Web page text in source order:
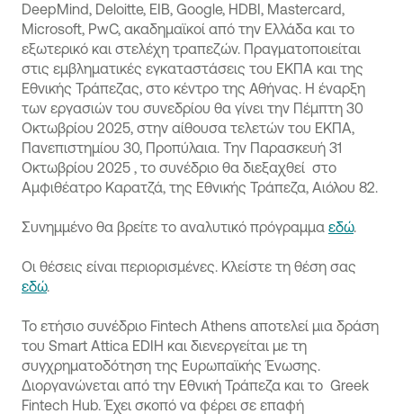
DeepMind, Deloitte, EIB, Google, HDBI, Mastercard,
Microsoft, PwC, ακαδημαϊκοί από την Ελλάδα και το
εξωτερικό και στελέχη τραπεζών. Πραγματοποιείται
στις εμβληματικές εγκαταστάσεις του ΕΚΠΑ και της
Εθνικής Τράπεζας, στο κέντρο της Αθήνας. Η έναρξη
των εργασιών του συνεδρίου θα γίνει την Πέμπτη 30
Οκτωβρίου 2025, στην αίθουσα τελετών του ΕΚΠΑ,
Πανεπιστημίου 30, Προπύλαια. Την Παρασκευή 31
Οκτωβρίου 2025 , το συνέδριο θα διεξαχθεί στο
Αμφιθέατρο Καρατζά, της Εθνικής Τράπεζα, Αιόλου 82.
Συνημμένο θα βρείτε το αναλυτικό πρόγραμμα εδώ.
Οι θέσεις είναι περιορισμένες. Κλείστε τη θέση σας
εδώ.
Το ετήσιο συνέδριο Fintech Athens αποτελεί μια δράση
του Smart Attica ΕDIH και διενεργείται με τη
συγχρηματοδότηση της Ευρωπαϊκής Ένωσης.
Διοργανώνεται από την Εθνική Τράπεζα και το Greek
Fintech Hub. Έχει σκοπό να φέρει σε επαφή